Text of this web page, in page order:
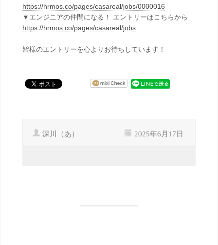
https://hrmos.co/pages/casareal/jobs/0000016
▼エンジニアの仲間になる！ エントリーはこちらから
https://hrmos.co/pages/casareal/jobs
皆様のエントリーを心よりお待ちしています！
深川（あ） 2025年6月17日